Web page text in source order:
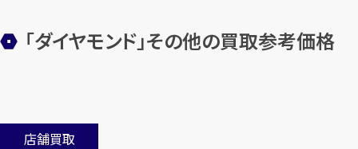
「ダイヤモンド」その他の買取参考価格
店舗買取